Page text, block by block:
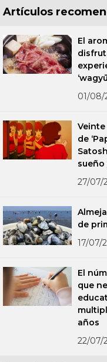
Artículos
El
01/08/
de
sueño
27/07/
de
17/07/
El
que
años
22/07/